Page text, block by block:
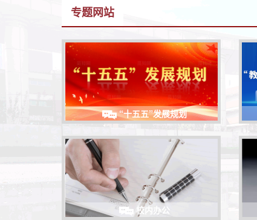
专题网站
“十五五”发展规划
校内办公